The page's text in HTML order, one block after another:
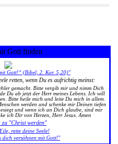
Gott finden
Gott!“ (Bibel, 2. Kor. 5,20)"
retten, wenn Du es aufrichtig meinst:
gemacht. Bitte vergib mir und nimm Dich
Du ab jetzt der Herr meines Lebens. Ich will
Bitte heile mich und leite Du mich in allem.
werden und schenke mir Deinen tiefen
und wenn ich an Dich glaube, sind mir
ich Dir von Herzen, Herr Jesus. Amen
zu "Christ werden"
rette deine Seele!
dich versöhnen mit Gott!"